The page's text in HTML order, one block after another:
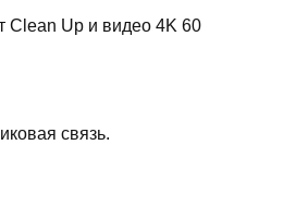
Clean Up и видео 4K 60
связь.